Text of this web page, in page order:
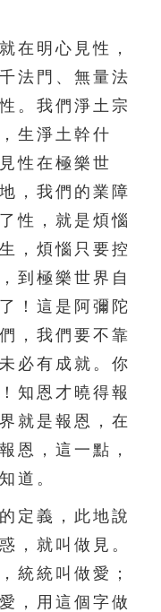
589 590
594 595
599 600
604 605
614 615
619 620
624 625
629 630
639 640
644
明心見性，
法門、無量法
。我們淨土宗
生淨土幹什
性在極樂世
，我們的業障
性，就是煩惱
，煩惱只要控
到極樂世界自
！這是阿彌陀
，我們要不靠
必有成就。你
知恩才曉得報
就是報恩，在
恩，這一點，
道。
義，此地說
，就叫做見。
統統叫做愛；
，用這個字做